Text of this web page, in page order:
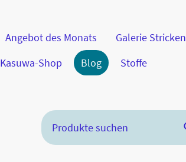
Angebot des Monats
Galerie Stricken
Kasuwa-Shop Blog Stoffe